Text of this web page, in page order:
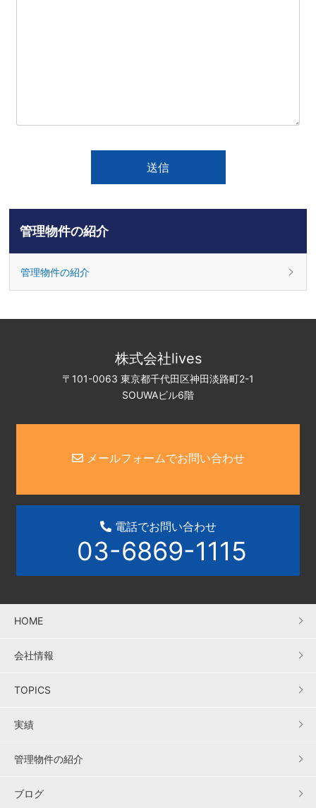
管理物件の紹介
管理物件の紹介
株式会社lives
〒101-0063 東京都千代田区神田淡路町2-1
SOUWAビル6階
メールフォームでお問い合わせ
電話でお問い合わせ
03-6869-1115
HOME
会社情報
TOPICS
実績
管理物件の紹介
ブログ